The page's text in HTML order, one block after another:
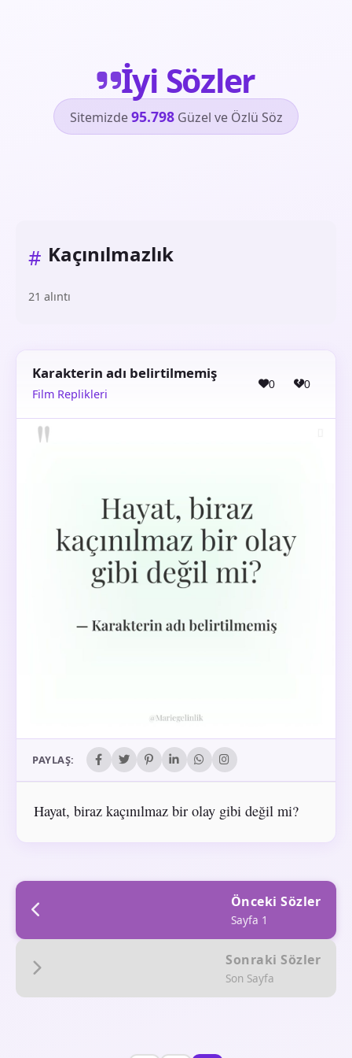
İyi Sözler
Sitemizde95.798Güzel ve Özlü Söz
# Kaçınılmazlık
21 alıntı
Karakterin adı belirtilmemiş
Film Replikleri
0 0
PAYLAŞ:
Hayat, biraz kaçınılmaz bir olay gibi değil mi?
Önceki Sözler
Sayfa 1
Sonraki Sözler
Son Sayfa